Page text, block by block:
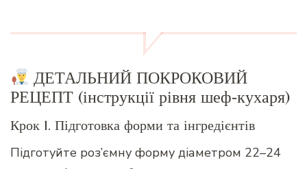
ДЕТАЛЬНИЙ ПОКРОКОВИЙ
РЕЦЕПТ (інструкції рівня шеф‑кухаря)
Крок 1. Підготовка форми та інгредієнтів
Підготуйте роз’ємну форму діаметром 22–24